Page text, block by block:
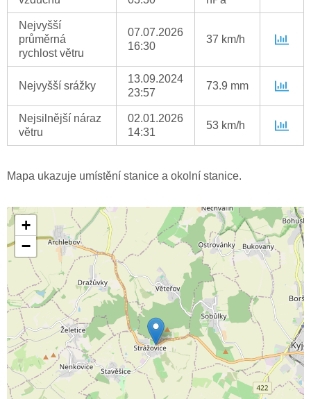
Nejvyšší
průměrná
rychlost větru
07.07.2026
16:30
37 km/h
Nejvyšší srážky
13.09.2024
23:57
73.9 mm
Nejsilnější náraz
větru
02.01.2026
14:31
53 km/h
Mapa ukazuje umístění stanice a okolní stanice.
+
−